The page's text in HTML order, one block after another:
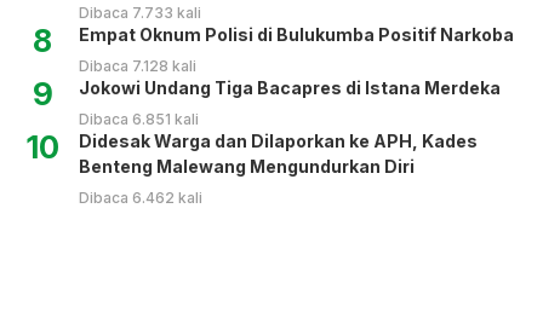
Dibaca 7.733 kali
8 Empat Oknum Polisi di Bulukumba Positif Narkoba
Dibaca 7.128 kali
9 Jokowi Undang Tiga Bacapres di Istana Merdeka
Dibaca 6.851 kali
10
Didesak Warga dan Dilaporkan ke APH, Kades
Benteng Malewang Mengundurkan Diri
Dibaca 6.462 kali